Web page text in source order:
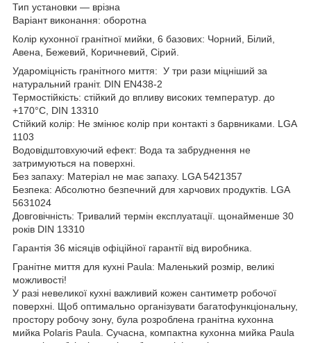
Тип установки — врізна
Варіант виконання: оборотна
Колір кухонної гранітної мийки, 6 базових: Чорний, Білий,
Авена, Бежевий, Коричневий, Сірий.
Удароміцність гранітного миття: У три рази міцніший за
натуральний граніт. DIN EN438-2
Термостійкість: стійкий до впливу високих температур. до
+170°C, DIN 13310
Стійкий колір: Не змінює колір при контакті з барвниками. LGA
1103
Водовідштовхуючий ефект: Вода та забруднення не
затримуються на поверхні.
Без запаху: Матеріал не має запаху. LGA 5421357
Безпека: Абсолютно безпечний для харчових продуктів. LGA
5631024
Довговічність: Тривалий термін експлуатації. щонайменше 30
років DIN 13310
Гарантія 36 місяців офіційної гарантії від виробника.
Гранітне миття для кухні Paula: Маленький розмір, великі
можливості!
У разі невеликої кухні важливий кожен сантиметр робочої
поверхні. Щоб оптимально організувати багатофункціональну,
простору робочу зону, була розроблена гранітна кухонна
мийка Polaris Paula. Сучасна, компактна кухонна мийка Paula